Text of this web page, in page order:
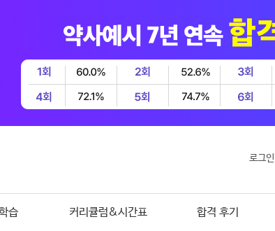
로그인
습 커리큘럼&시간표 합격 후기